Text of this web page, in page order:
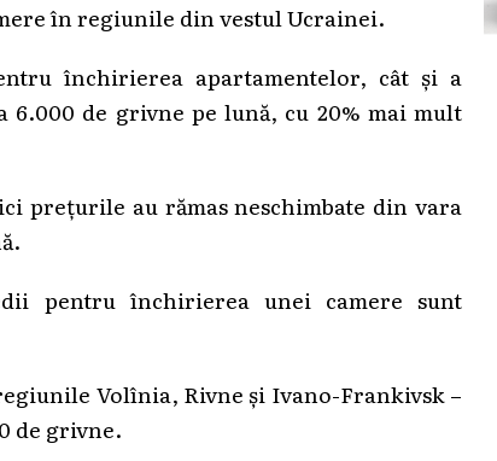
în regiunile din vestul Ucrainei.
închirierea apartamentelor, cât și a
de grivne pe lună, cu 20% mai mult
prețurile au rămas neschimbate din vara
pentru închirierea unei camere sunt
Volînia, Rivne și Ivano-Frankivsk –
de grivne.